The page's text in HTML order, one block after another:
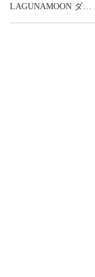
LAGUNAMOON ダウ